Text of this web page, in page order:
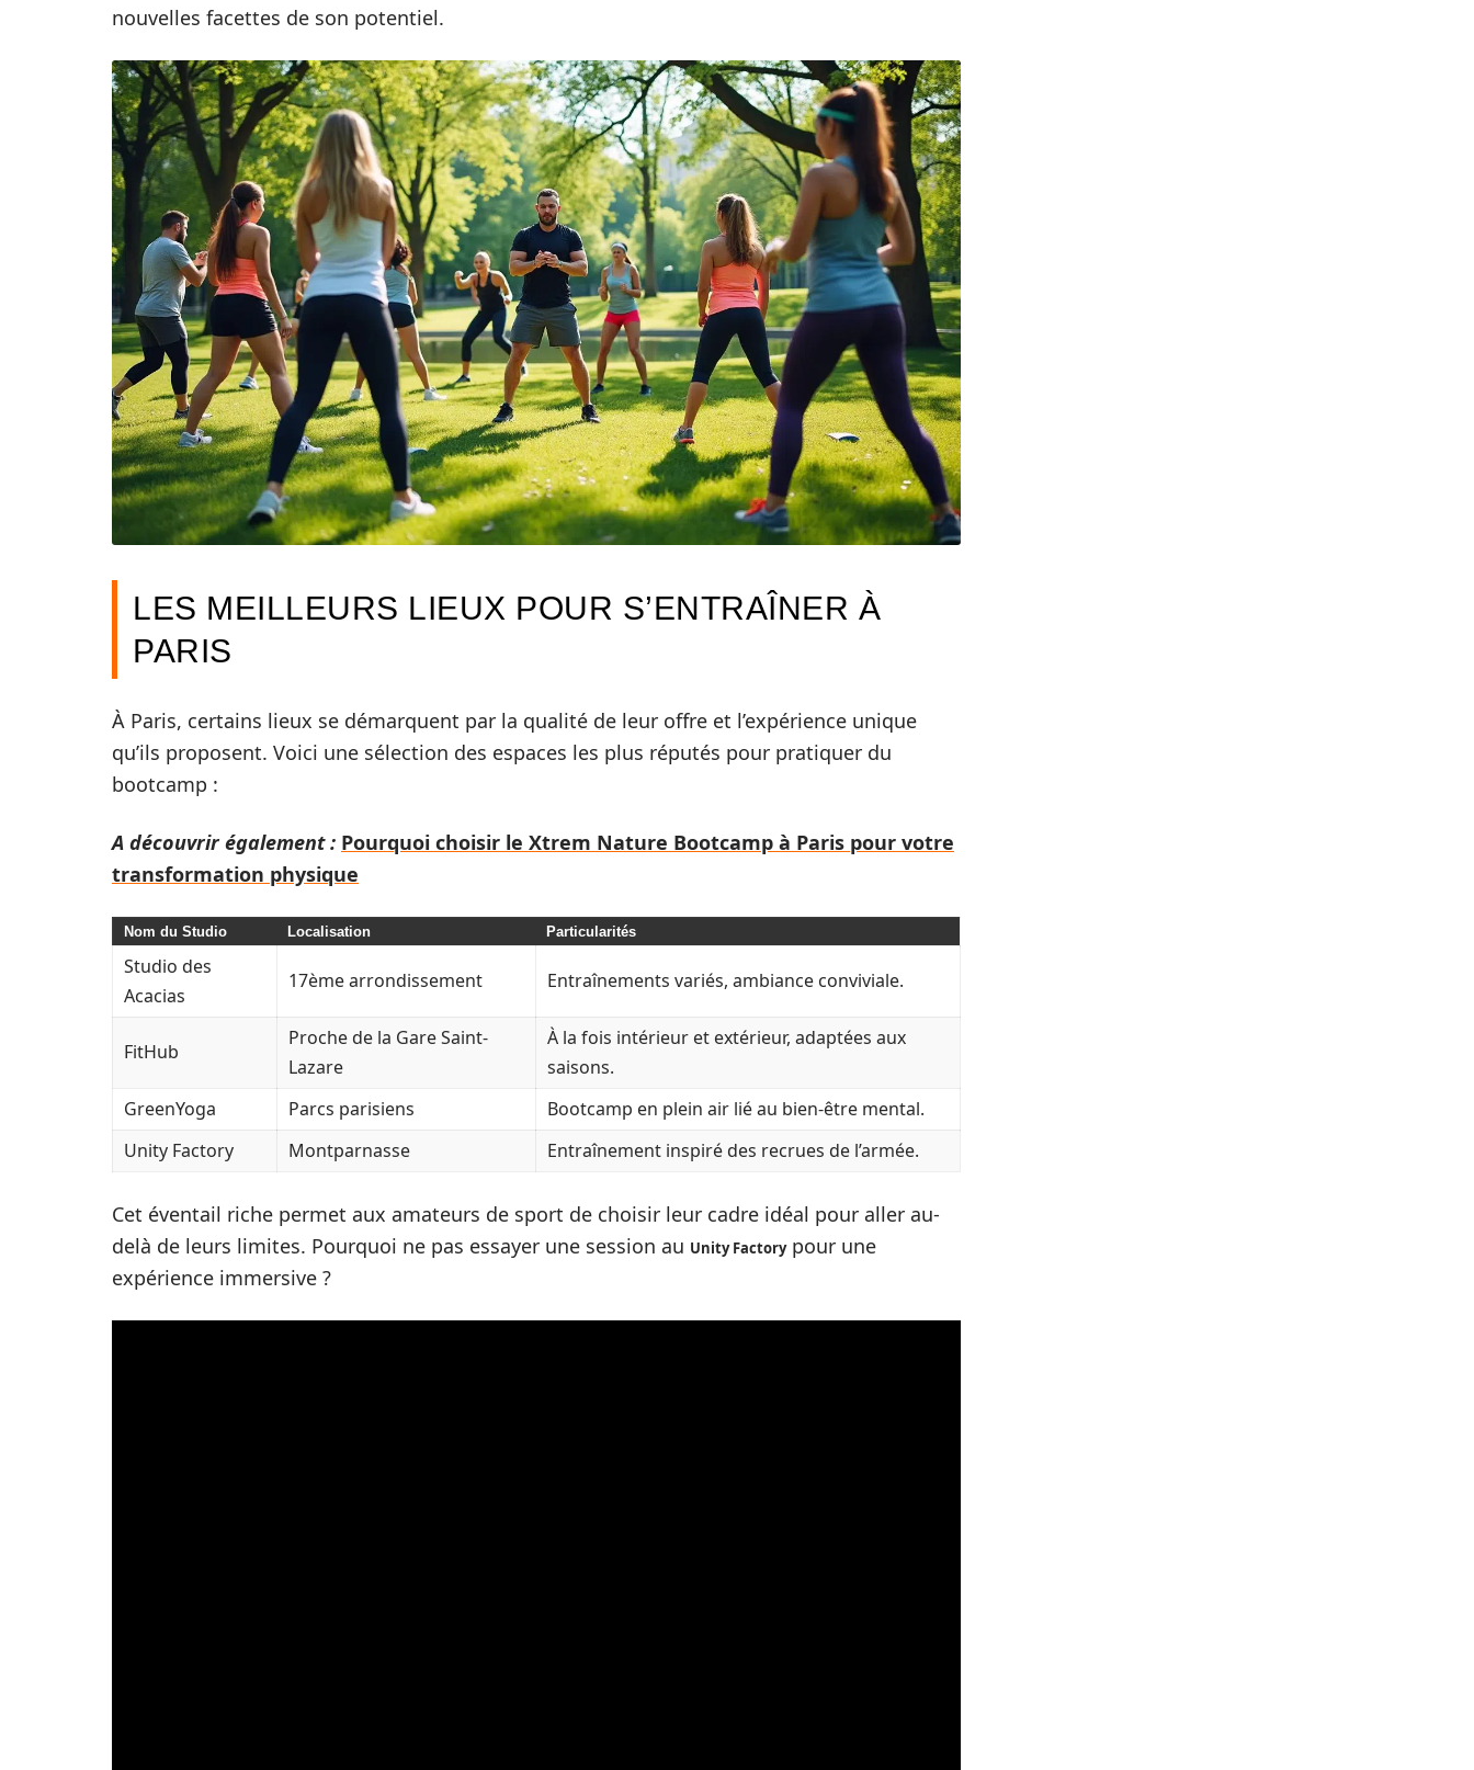
nouvelles facettes de son potentiel.
LES MEILLEURS LIEUX POUR S’ENTRAÎNER À
PARIS
À Paris, certains lieux se démarquent par la qualité de leur offre et l’expérience unique
qu’ils proposent. Voici une sélection des espaces les plus réputés pour pratiquer du
bootcamp :
A découvrir également : Pourquoi choisir le Xtrem Nature Bootcamp à Paris pour votre
transformation physique
Nom du Studio Localisation Particularités
Studio des
Acacias
17ème arrondissement Entraînements variés, ambiance conviviale.
FitHub
Proche de la Gare Saint-
Lazare
À la fois intérieur et extérieur, adaptées aux
saisons.
GreenYoga
Parcs parisiens
Bootcamp en plein air lié au bien-être mental.
Unity Factory
Montparnasse Entraînement inspiré des recrues de l’armée.
Cet éventail riche permet aux amateurs de sport de choisir leur cadre idéal pour aller au-
delà de leurs limites. Pourquoi ne pas essayer une session au Unity Factorypour une
expérience immersive ?